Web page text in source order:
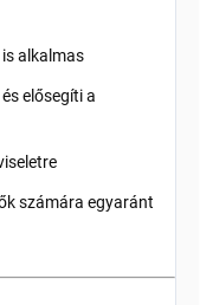
alkalmas
elősegíti a
számára egyaránt